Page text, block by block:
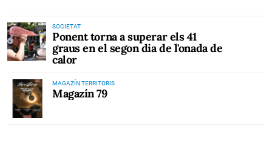
SOCIETAT
Ponent torna a superar els 41
graus en el segon dia de l'onada de
calor
MAGAZÍN TERRITORIS
Magazín 79